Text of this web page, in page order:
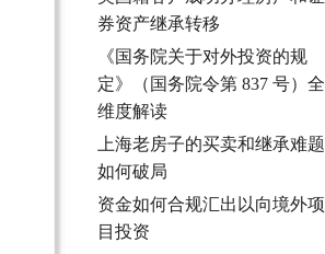
券资产继承转移
《国务院关于对外投资的规
定》（国务院令第 837 号）全
维度解读
上海老房子的买卖和继承难题
如何破局
资金如何合规汇出以向境外项
目投资